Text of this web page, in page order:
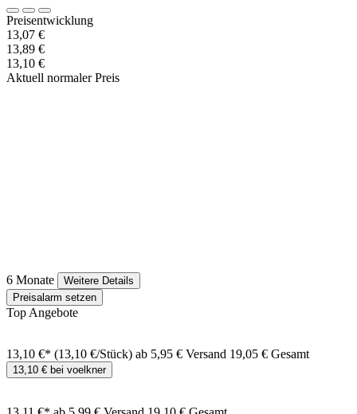
Preisentwicklung
13,07 €
13,89 €
13,10 €
Aktuell normaler Preis
6 Monate
Weitere Details
Preisalarm setzen
Top Angebote
13,10 €* (13,10 €/Stück) ab 5,95 € Versand 19,05 € Gesamt
13,10 € bei voelkner